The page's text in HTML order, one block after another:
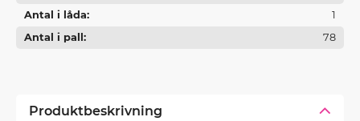
Antal i låda
1
Antal i pall
78
Produktbeskrivning